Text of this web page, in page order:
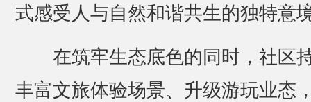
式感受人与自然和谐共生的独特意
在筑牢生态底色的同时，社区
丰富文旅体验场景、升级游玩业态